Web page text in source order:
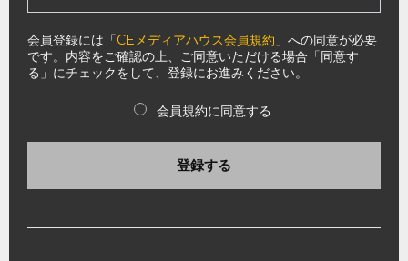
会員登録には「CEメディアハウス会員規約 」への同意が必要
です。内容をご確認の上、ご同意いただける場合「同意す
る」にチェックをして、登録にお進みください。
会員規約に同意する
登録する